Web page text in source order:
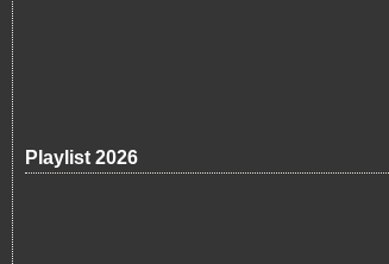
Playlist 2026